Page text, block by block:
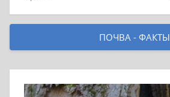
ПОЧВА - ФАКТЫ